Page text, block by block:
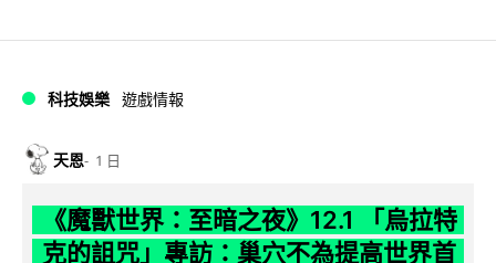
科技娛樂 遊戲情報
天恩 1 日
《魔獸世界：至暗之夜》12.1 「烏拉特
克的詛咒」專訪：巢穴不為提高世界首